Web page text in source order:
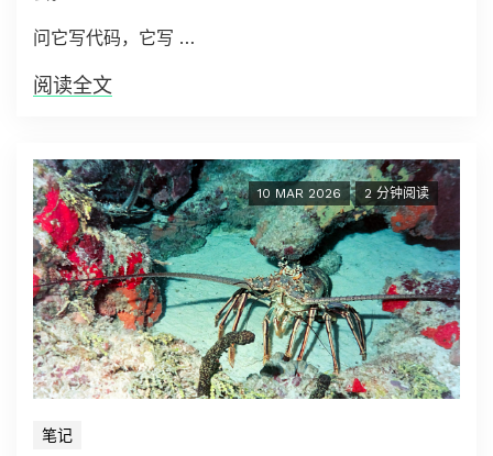
问它写代码，它写 …
阅读全文
10 MAR 2026 2 分钟阅读
笔记